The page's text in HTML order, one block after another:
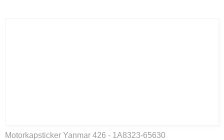
Motorkapsticker Yanmar 426 - 1A8323-65630